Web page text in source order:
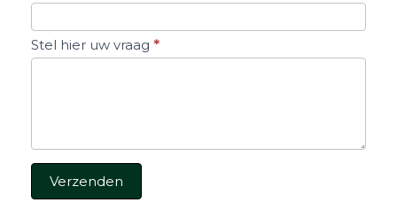
een
vraag
Stel hier uw vraag *
Verzenden